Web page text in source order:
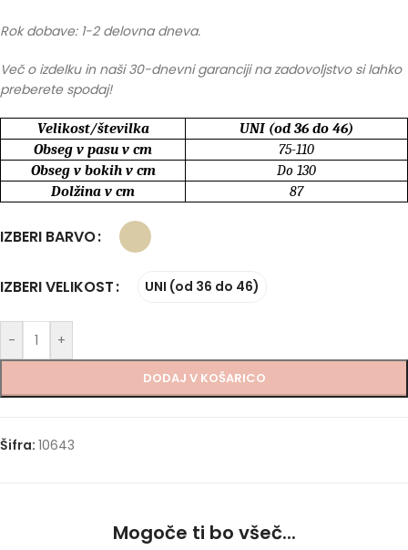
Rok dobave: 1-2 delovna dneva.
Več o izdelku in naši 30-dnevni garanciji na zadovoljstvo si lahko
preberete spodaj!
Velikost/številka
UNI (od 36 do 46)
Obseg v pasu v cm
75-110
Obseg v bokih v cm
Do 130
Dolžina v cm
87
IZBERI BARVO
IZBERI VELIKOST UNI (od 36 do 46)
- +
DODAJ V KOŠARICO
Šifra: 10643
Mogoče ti bo všeč...